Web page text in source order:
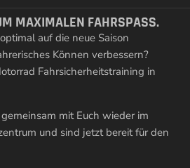
MAXIMALEN FAHRSPASS.
auf die neue Saison
Können verbessern?
Fahrsicherheitstraining in
mit Euch wieder im
und sind jetzt bereit für den